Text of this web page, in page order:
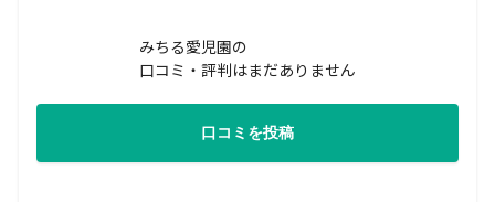
みちる愛児園の
口コミ・評判はまだありません
口コミを投稿